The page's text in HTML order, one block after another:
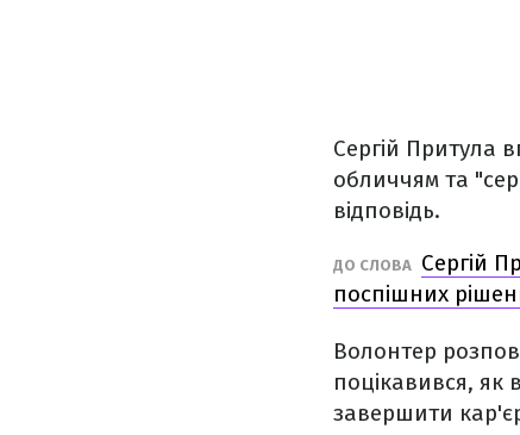
Сергій Притула
обличчям та
відповідь.
ДО СЛОВА Сергій
поспішних
Волонтер
поцікавився, як
завершити